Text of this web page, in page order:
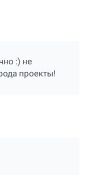
:) не
проекты!